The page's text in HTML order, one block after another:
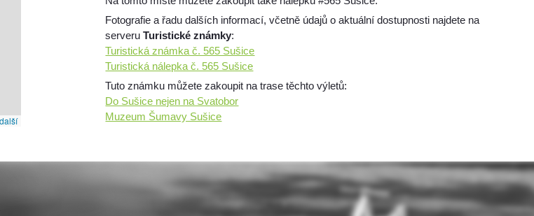
Fotografie a řadu dalších informací, včetně údajů o aktuální dostupnosti najdete na
serveruTuristické známky:
Turistická známka č. 565 Sušice
Turistická nálepka č. 565 Sušice
Tuto známku můžete zakoupit na trase těchto výletů:
Do Sušice nejen na Svatobor
Muzeum Šumavy Sušice